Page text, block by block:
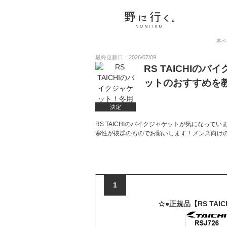
本
最終更新日：2026/07/09
決定
RS TAICHIのバイ
ットのおすすめを
RS TAICHIのバイクジャケットが気になってい
寒性が抜群のものでお願いします！メンズ向
1